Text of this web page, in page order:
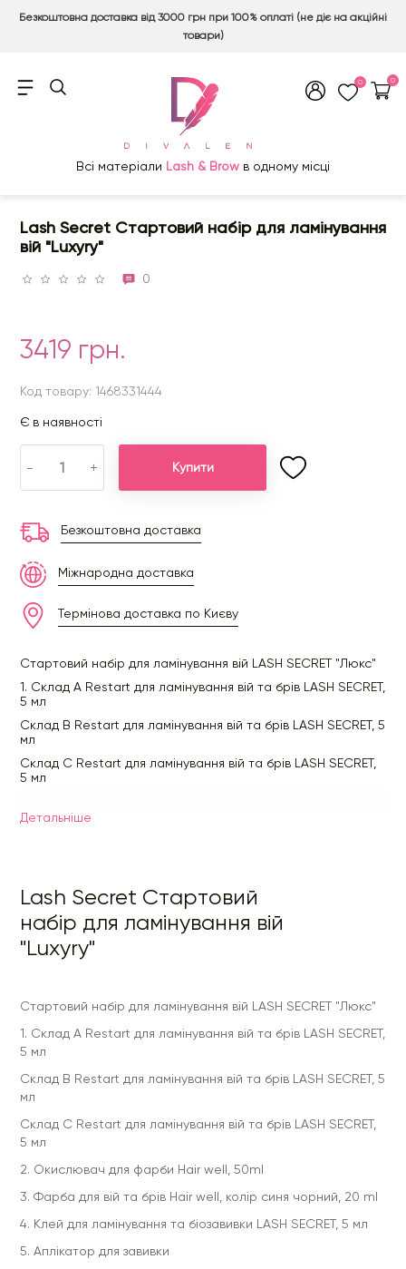
Безкоштовна доставка від 3000 грн при 100% оплаті (не діє на акційні
товари)
0 0
Всі матеріали Lash & Brow в одному місці
Lash Secret Стартовий набір для ламінування
вій "Luxyry"
0
3419 грн.
Код товару: 1468331444
Є в наявності
- + Купити
Безкоштовна доставка
Міжнародна доставка
Термінова доставка по Києву
Стартовий набір для ламінування вій LASH SECRET "Люкс"
1. Склад А Restart для ламінування вій та брів LASH SECRET,
5 мл
Склад B Restart для ламінування вій та брів LASH SECRET, 5
мл
Склад C Restart для ламінування вій та брів LASH SECRET,
5 мл
3. Фарба для вій та брів Hair well, колір синя чорний, 20 ml
6. Бігуді для ламінування вій, LASH SECRET (5 розмірів).
7. BTX Pro Cream LASH SECRET, 15 мл
Детальнiше
Lash Secret Стартовий
набір для ламінування вій
"Luxyry"
Стартовий набір для ламінування вій LASH SECRET "Люкс"
1. Склад А Restart для ламінування вій та брів LASH SECRET,
5 мл
Склад B Restart для ламінування вій та брів LASH SECRET, 5
мл
Склад C Restart для ламінування вій та брів LASH SECRET,
5 мл
2. Окислювач для фарби Hair well, 50ml
3. Фарба для вій та брів Hair well, колір синя чорний, 20 ml
4. Клей для ламінування та біозавивки LASH SECRET, 5 мл
5. Аплікатор для завивки